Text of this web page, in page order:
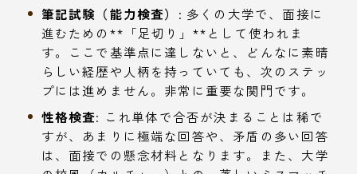
筆記試験（能力検査） : 多くの大学で、面接に
進むための**「足切り」**として使われま
す。ここで基準点に達しないと、どんなに素晴
らしい経歴や人柄を持っていても、次のステッ
プには進めません。非常に重要な関門です。
性格検査: これ単体で合否が決まることは稀で
すが、あまりに極端な回答や、矛盾の多い回答
は、面接での懸念材料となります。また、大学